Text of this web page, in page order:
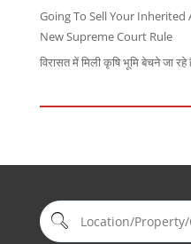
Going To Sell Your
New Supreme Court Rule
विरासत में मिली कृषि भूमि बेचने जा